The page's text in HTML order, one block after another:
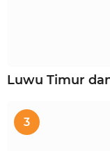
Luwu Timur
3